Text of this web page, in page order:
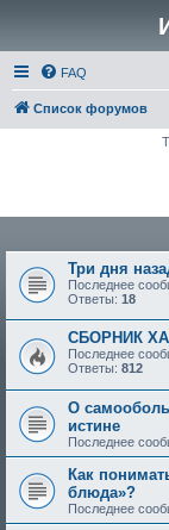
FAQ
Список форумов
Три дня
Последнее
Ответы: 18
СБОРНИК
Последнее
Ответы: 812
О
истине
Последнее
Как
блюда»?
Последнее